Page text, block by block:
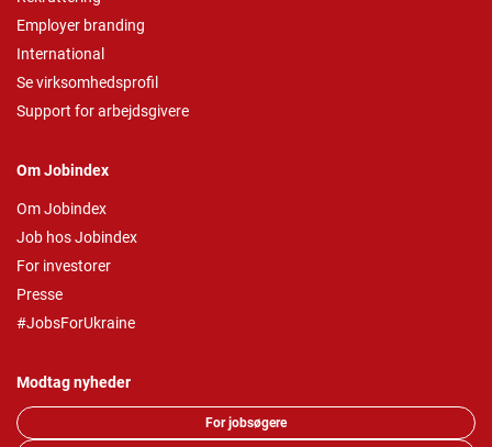
Employer branding
International
Se virksomhedsprofil
Support for arbejdsgivere
Om Jobindex
Om Jobindex
Job hos Jobindex
For investorer
Presse
#JobsForUkraine
Modtag nyheder
For jobsøgere